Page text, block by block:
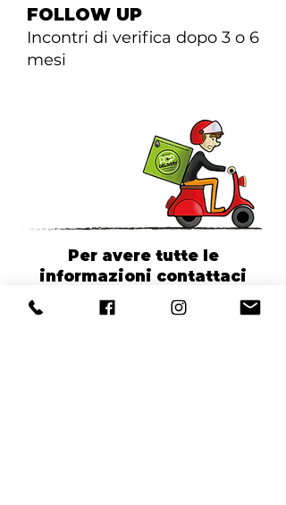
FOLLOW UP
Incontri di verifica dopo 3 o 6
mesi
Per avere tutte le
informazioni contattaci
SCRIVICI